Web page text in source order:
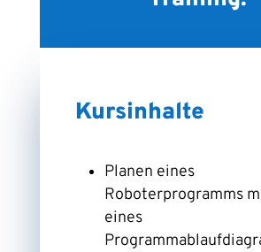
Kursinhalte
Planen eines
Roboterprogramms
eines